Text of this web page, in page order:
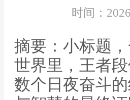
时间：
摘要：小标题
世界里，王者
数个日夜奋斗